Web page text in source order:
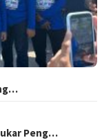
Peng…